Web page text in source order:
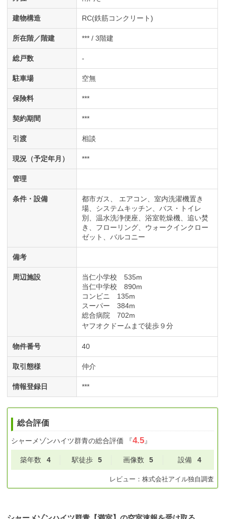
建物構造 RC(鉄筋コンクリート)
所在階／階建 *** / 3階建
総戸数 -
駐車場 空無
保険料 ***
契約期間 ***
引渡 相談
現況（予定年月） ***
管理
条件・設備 都市ガス エアコン
室内洗濯機置き
場
システムキッチン
バス・トイレ
別
温水洗浄便座 浴室乾燥機
追い焚
き
フローリング
ウォークインクロー
ゼット
バルコニー
備考
周辺施設
当仁小学校 535m
当仁中学校 890m
コンビニ 135m
スーパー 384m
総合病院 702m
ヤフオクドームまで徒歩９分
物件番号 40
取引態様 仲介
情報登録日 ***
総合評価
シャーメゾンハイツ群青の総合評価 『4.5』
築年数 4 駅徒歩 5 画像数 5 設備 4
レビュー： 株式会社アイル独自調査